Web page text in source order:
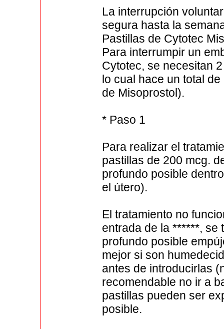
La interrupción
segura hasta la
Pastillas de Cytotec
Para interrumpir un
Cytotec, se necesitan
lo cual hace un total
de Misoprostol).
* Paso 1
Para realizar el
pastillas de 200 mcg.
profundo posible
el útero).
El tratamiento no
entrada de la ******, se
profundo posible
mejor si son
antes de introducirlas
recomendable no ir a
pastillas pueden ser
posible.